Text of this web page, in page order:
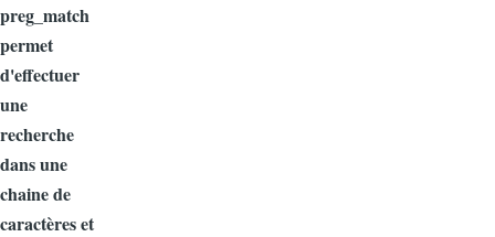
preg_match
permet
d'effectuer
une
recherche
dans une
chaine de
caractères et